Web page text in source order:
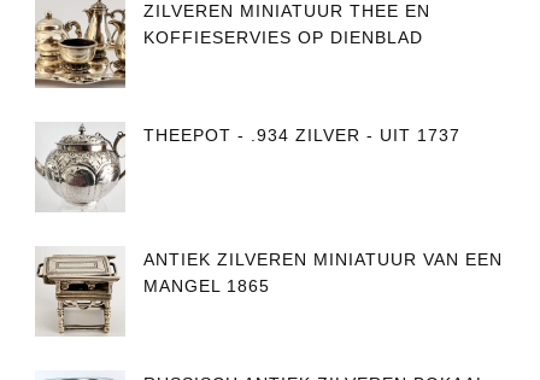
ZILVEREN MINIATUUR THEE EN
KOFFIESERVIES OP DIENBLAD
THEEPOT - .934 ZILVER - UIT 1737
ANTIEK ZILVEREN MINIATUUR VAN EEN
MANGEL 1865